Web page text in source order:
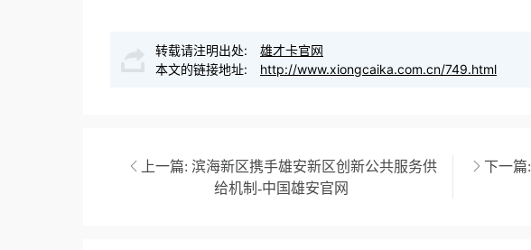
转载请注明出处:
雄才卡官网
本文的链接地址:
http://www.xiongcaika.com.cn/749.html
上一篇: 滨海新区携手雄安新区创新公共服务供
给机制-中国雄安官网
下一篇: